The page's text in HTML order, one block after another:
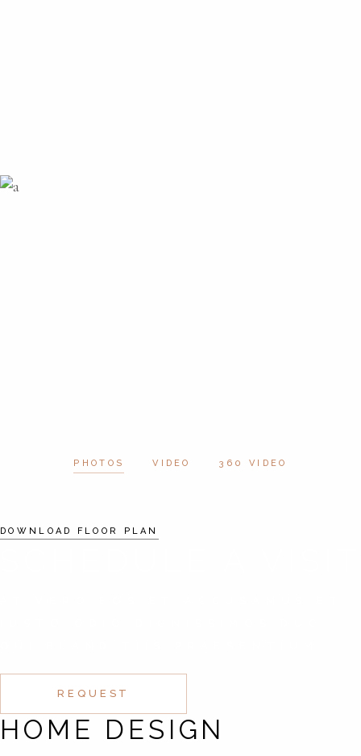
PHOTOS VIDEO 360 VIDEO
DOWNLOAD FLOOR PLAN
REQUEST
HOME DESIGN